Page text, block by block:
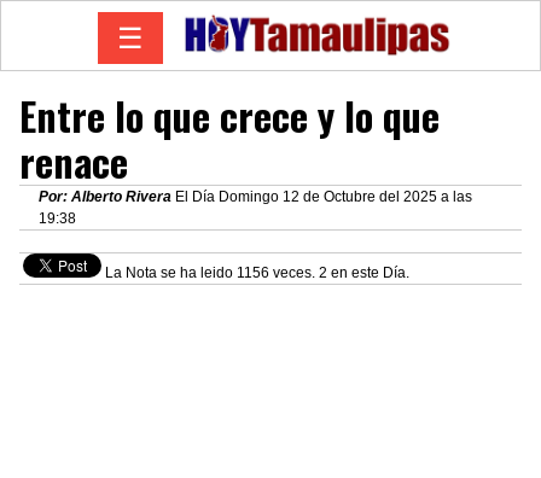
☰
Entre lo que crece y lo que
renace
Por: Alberto Rivera El Día Domingo 12 de Octubre del 2025 a las
19:38
La Nota se ha leido 1156 veces. 2 en este Día.